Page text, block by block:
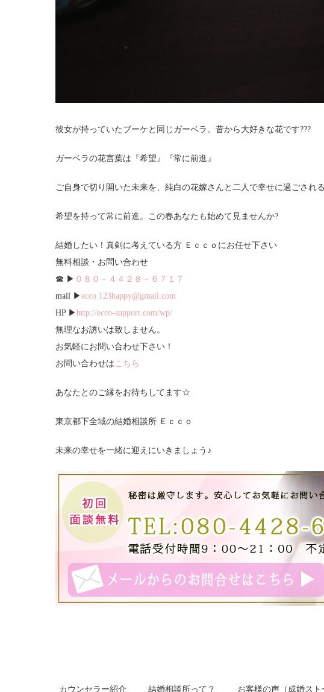
彼女が持っていたブーケと同じガーベラ。昔から大好きな花です???
ガーベラの花言葉は『希望』『常に前進』
ご自身で切り開いた未来を、純白の花嫁さんと二人で幸せに過ごされ
希望を持って常に前進。この春あなたも始めて見ませんか?
結婚したい！真剣に考えている方 Ｅｃｃｏにお任せ下さい
無料相談・お問い合わせ
☎ ▶ ０８０－４４２８－６７１７
mail ▶ ecco.123happy@gmail.com
HP ▶ http://ecco-support.com/wp/
無理なお誘いは致しません。
お気軽にお問い合わせ下さい！
お問い合わせは こちら
あなたとのご縁をお待ちしてます☆
東京都下全域の結婚相談所 Ｅｃｃｏ
未来の幸せを一緒に迎えにいきましょう♪
カウンセラー紹介 結婚相談所って？ お客様の声（成婚スト